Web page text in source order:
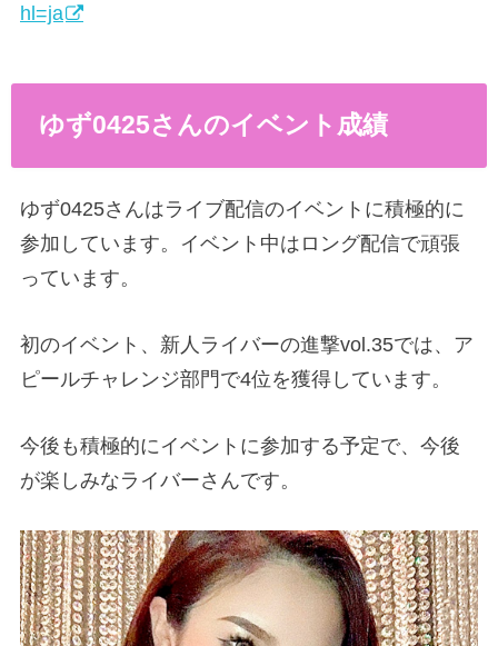
hl=ja
ゆず0425さんのイベント成績
ゆず0425さんはライブ配信のイベントに積極的に
参加しています。イベント中はロング配信で頑張
っています。
初のイベント、新人ライバーの進撃vol.35では、ア
ピールチャレンジ部門で4位を獲得しています。
今後も積極的にイベントに参加する予定で、今後
が楽しみなライバーさんです。